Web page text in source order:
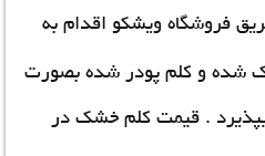
فروشگاه ویشکو اقدام به
شدهو کلم پودر شده بصورت
.قیمت کلم خشکدر